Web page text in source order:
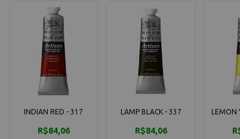
INDIAN RED - 317
R$84,06
LAMP BLACK - 337
R$84,06
LEMON